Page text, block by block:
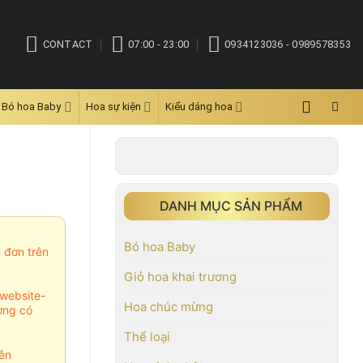
CONTACT 07:00 - 23:00 0934123036 - 0989578353
Bó hoa Baby Hoa sự kiện Kiểu dáng hoa
DANH MỤC SẢN PHẨM
Bó hoa Baby
Giỏ hoa khai trương
Hoa chúc mừng
Thể loại
đơn trên
có